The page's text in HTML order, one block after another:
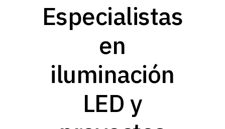
Especialistas
en
iluminación
LED y